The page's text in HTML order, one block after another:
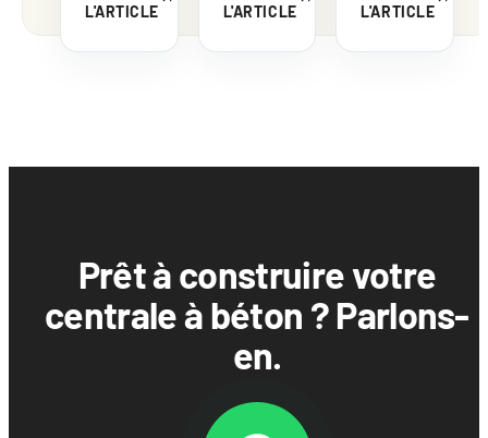
L'ARTICLE
L'ARTICLE
L'ARTICLE
Prêt à construire votre
centrale à béton ? Parlons-
en.